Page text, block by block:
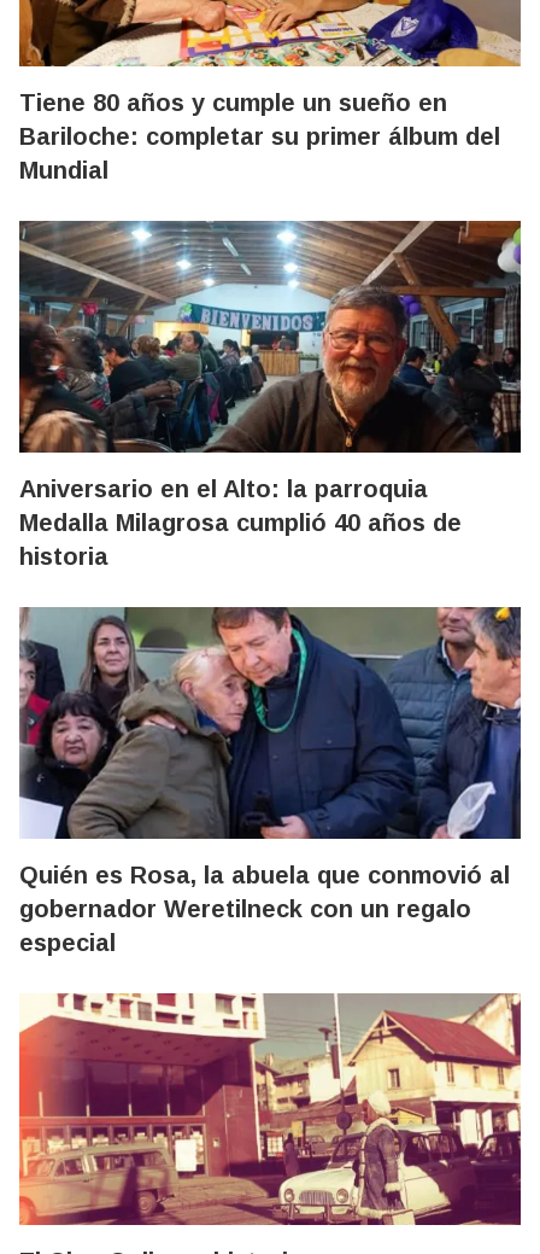
Tiene 80 años y cumple un sueño en
Bariloche: completar su primer álbum del
Mundial
Aniversario en el Alto: la parroquia
Medalla Milagrosa cumplió 40 años de
historia
Quién es Rosa, la abuela que conmovió al
gobernador Weretilneck con un regalo
especial